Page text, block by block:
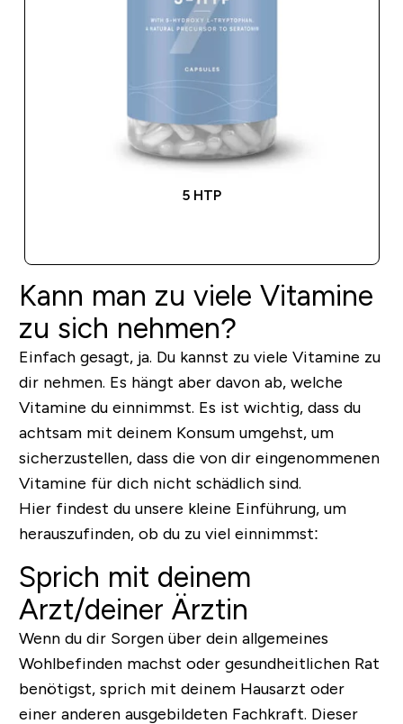
5 HTP
Kann man zu viele Vitamine
zu sich nehmen?
Einfach gesagt, ja. Du kannst zu viele Vitamine zu
dir nehmen. Es hängt aber davon ab, welche
Vitamine du einnimmst. Es ist wichtig, dass du
achtsam mit deinem Konsum umgehst, um
sicherzustellen, dass die von dir eingenommenen
Vitamine für dich nicht schädlich sind.
Hier findest du unsere kleine Einführung, um
herauszufinden, ob du zu viel einnimmst:
Sprich mit deinem
Arzt/deiner Ärztin
Wenn du dir Sorgen über dein allgemeines
Wohlbefinden machst oder gesundheitlichen Rat
benötigst, sprich mit deinem Hausarzt oder
einer anderen ausgebildeten Fachkraft. Dieser